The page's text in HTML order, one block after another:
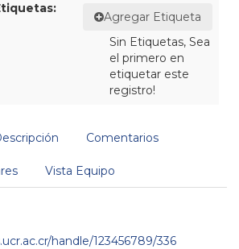
Agregar Etiqueta
Sin Etiquetas, Sea
el primero en
etiquetar este
registro!
Comentarios
Vista Equipo
handle/123456789/336